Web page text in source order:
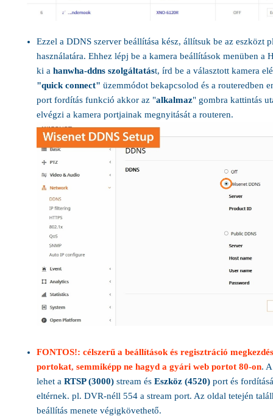
Ezzel a DDNS szerver beállítása kész, állítsuk be az eszközt
használatára. Ehhez lépj be a kamera beállítások menüben a
ki a hanwha-ddns szolgáltatást, írd be a választott kamera
"quick connect" üzemmódot bekapcsolod és a routeredben
port fordítás funkció akkor az "alkalmaz" gombra kattintás
elvégzi a kamera portjainak megnyitását a routeren.
FONTOS!: célszerű a beállítások és regisztráció
portokat, semmiképp ne hagyd a gyári web portot 80-on.
lehet a RTSP (3000) stream és Eszköz (4520) port és
eltérnek. pl. DVR-néll 554 a stream port. Az oldal tetején
beállítás menete végigkövethető.